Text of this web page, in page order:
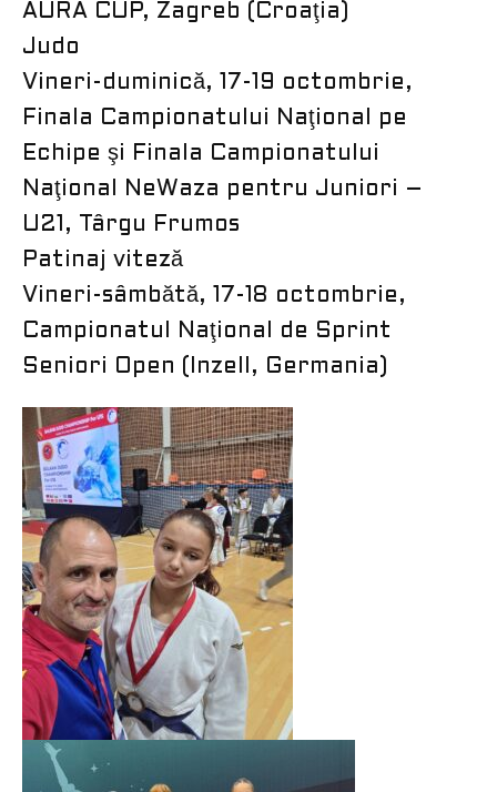
AURA CUP, Zagreb (Croaţia)
Judo
Vineri-duminică, 17-19 octombrie,
Finala Campionatului Naţional pe
Echipe şi Finala Campionatului
Naţional NeWaza pentru Juniori –
U21, Târgu Frumos
Patinaj viteză
Vineri-sâmbătă, 17-18 octombrie,
Campionatul Naţional de Sprint
Seniori Open (Inzell, Germania)